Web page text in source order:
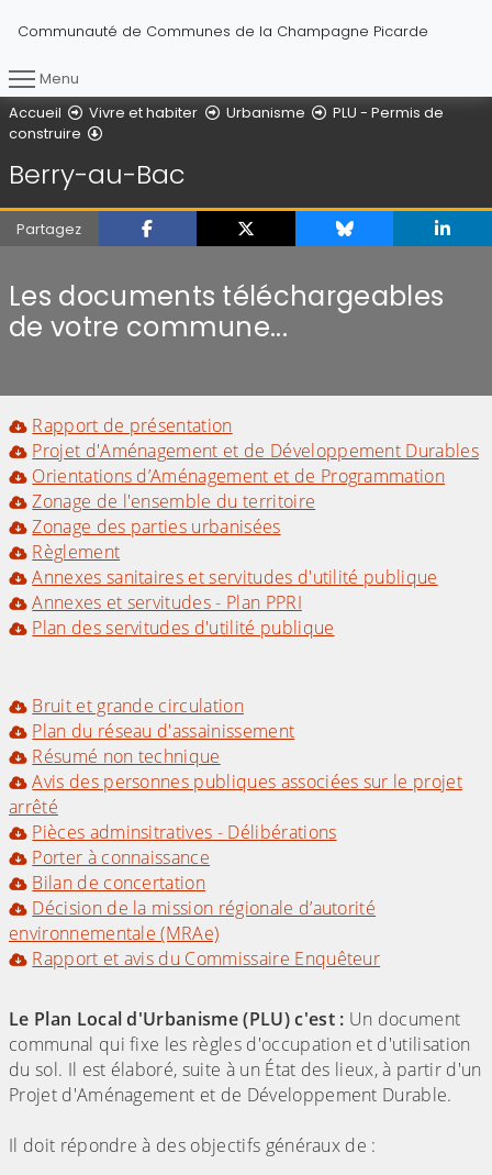
Communauté de Communes de la Champagne Picarde
Menu
Vous êtes ici :
Accueil
Vivre et habiter Urbanisme
PLU - Permis de
construire
Berry-au-Bac
Partagez
Les documents téléchargeables
de votre commune...
Rapport de présentation
Projet d'Aménagement et de Développement Durables
Orientations d’Aménagement et de Programmation
Zonage de l'ensemble du territoire
Zonage des parties urbanisées
Règlement
Annexes sanitaires et servitudes d'utilité publique
Annexes et servitudes - Plan PPRI
Plan des servitudes d'utilité publique
Bruit et grande circulation
Plan du réseau d'assainissement
Résumé non technique
Avis des personnes publiques associées sur le projet
arrêté
Pièces adminsitratives - Délibérations
Porter à connaissance
Bilan de concertation
Décision de la mission régionale d’autorité
environnementale (MRAe)
Rapport et avis du Commissaire Enquêteur
Le Plan Local d'Urbanisme (PLU) c'est : Un document
communal qui fixe les règles d'occupation et d'utilisation
du sol. Il est élaboré, suite à un État des lieux, à partir d'un
Projet d'Aménagement et de Développement Durable.
Il doit répondre à des objectifs généraux de :